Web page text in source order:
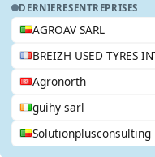
DERNIERESENTREPRISES
AGROAV SARL
BREIZH USED TYRES
Agronorth
guihy sarl
Solutionplusconsulting